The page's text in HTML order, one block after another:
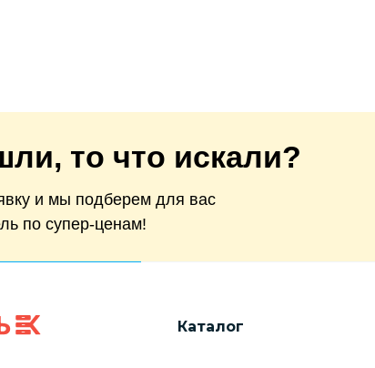
то что искали?
и мы подберем для вас
по супер-ценам!
Каталог